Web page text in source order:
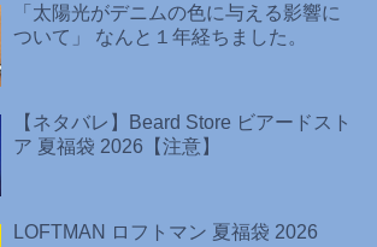
「太陽光がデニムの色に与える影響に
ついて」 なんと１年経ちました。
【ネタバレ】Beard Store ビアードスト
ア 夏福袋 2026【注意】
LOFTMAN ロフトマン 夏福袋 2026